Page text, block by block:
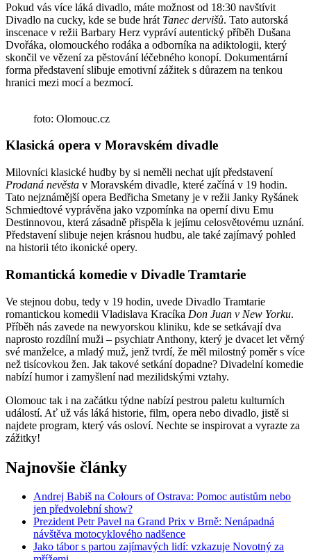
Pokud vás více láká divadlo, máte možnost od 18:30 navštívit
Divadlo na cucky, kde se bude hrát Tanec dervišů. Tato autorská
inscenace v režii Barbary Herz vypráví autentický příběh Dušana
Dvořáka, olomouckého rodáka a odborníka na adiktologii, který
skončil ve vězení za pěstování léčebného konopí. Dokumentární
forma představení slibuje emotivní zážitek s důrazem na tenkou
hranici mezi mocí a bezmocí.
foto: Olomouc.cz
Klasická opera v Moravském divadle
Milovníci klasické hudby by si neměli nechat ujít představení
Prodaná nevěsta v Moravském divadle, které začíná v 19 hodin.
Tato nejznámější opera Bedřicha Smetany je v režii Janky Ryšánek
Schmiedtové vyprávěna jako vzpomínka na operní divu Emu
Destinnovou, která zásadně přispěla k jejímu celosvětovému uznání.
Představení slibuje nejen krásnou hudbu, ale také zajímavý pohled
na historii této ikonické opery.
Romantická komedie v Divadle Tramtarie
Ve stejnou dobu, tedy v 19 hodin, uvede Divadlo Tramtarie
romantickou komedii Vladislava Kracíka Don Juan v New Yorku.
Příběh nás zavede na newyorskou kliniku, kde se setkávají dva
naprosto rozdílní muži – psychiatr Anthony, který je dvacet let věrný
své manželce, a mladý muž, jenž tvrdí, že měl milostný poměr s více
než tisícovkou žen. Jak takové setkání dopadne? Divadelní komedie
nabízí humor i zamyšlení nad mezilidskými vztahy.
Olomouc tak i na začátku týdne nabízí pestrou paletu kulturních
událostí. Ať už vás láká historie, film, opera nebo divadlo, jistě si
najdete program, který vás osloví. Nechte se inspirovat a vyrazte za
zážitky!
Najnovšie články
Andrej Babiš na Colours of Ostrava: Pomoc autistům nebo
jen předvolební show?
Prezident Petr Pavel na Grand Prix v Brně: Nenápadná
návštěva motocyklového nadšence
Jako tábor s partou zajímavých lidí: vzkazuje Novotný za